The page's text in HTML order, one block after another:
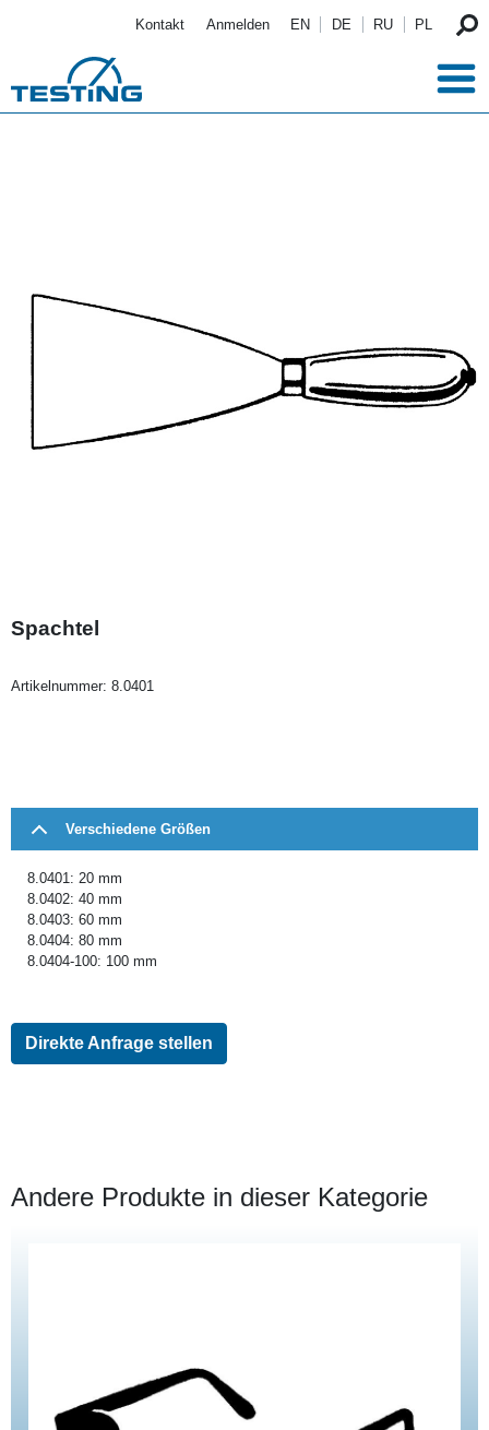
Kontakt Anmelden EN DE RU PL
Spachtel
Artikelnummer: 8.0401
Verschiedene Größen
8.0401: 20 mm
8.0402: 40 mm
8.0403: 60 mm
8.0404: 80 mm
8.0404-100: 100 mm
Direkte Anfrage stellen
Andere Produkte in dieser Kategorie